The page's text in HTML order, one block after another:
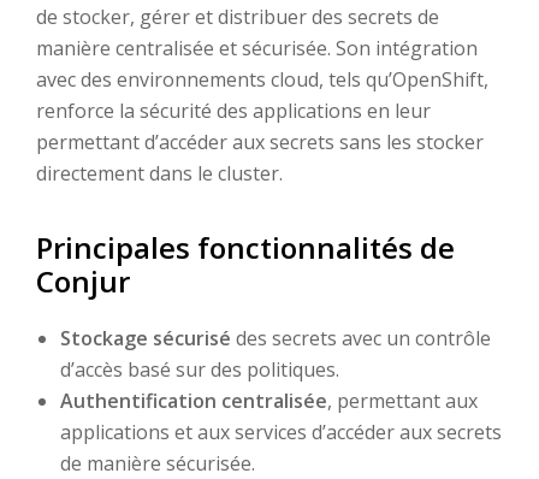
de stocker, gérer et distribuer des secrets de
manière centralisée et sécurisée. Son intégration
avec des environnements cloud, tels qu’OpenShift,
renforce la sécurité des applications en leur
permettant d’accéder aux secrets sans les stocker
directement dans le cluster.
Principales fonctionnalités de
Conjur
Stockage sécurisé des secrets avec un contrôle
d’accès basé sur des politiques.
Authentification centralisée, permettant aux
applications et aux services d’accéder aux secrets
de manière sécurisée.